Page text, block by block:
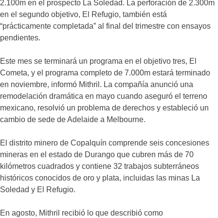
2.100m en el prospecto La Soledad. La perforación de 2.300m
en el segundo objetivo, El Refugio, también está
“prácticamente completada” al final del trimestre con ensayos
pendientes.
Este mes se terminará un programa en el objetivo tres, El
Cometa, y el programa completo de 7.000m estará terminado
en noviembre, informó Mithril. La compañía anunció una
remodelación dramática en mayo cuando aseguró el terreno
mexicano, resolvió un problema de derechos y estableció un
cambio de sede de Adelaide a Melbourne.
El distrito minero de Copalquín comprende seis concesiones
mineras en el estado de Durango que cubren más de 70
kilómetros cuadrados y contiene 32 trabajos subterráneos
históricos conocidos de oro y plata, incluidas las minas La
Soledad y El Refugio.
En agosto, Mithril recibió lo que describió como